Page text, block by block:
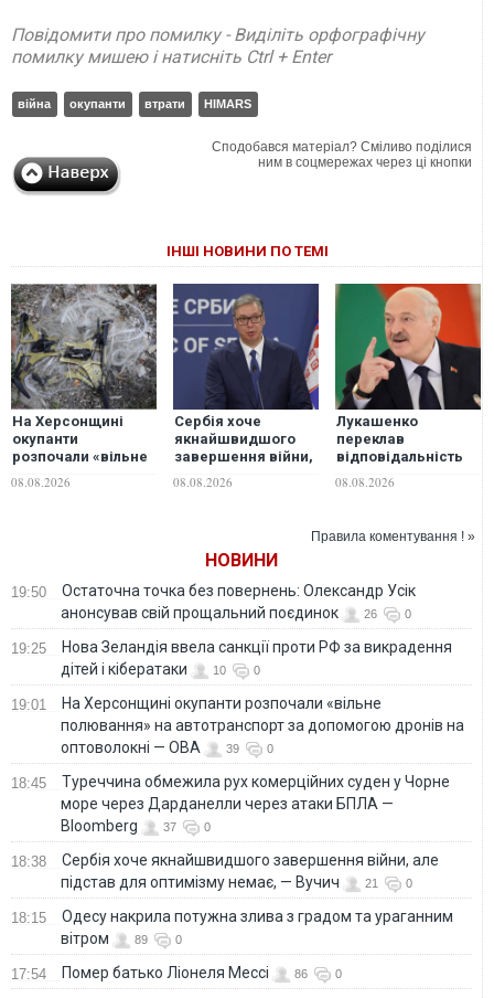
Повідомити про помилку - Виділіть орфографічну
помилку мишею і натисніть Ctrl + Enter
війна окупанти втрати HIMARS
Сподобався матеріал? Сміливо поділися
ним в соцмережах через ці кнопки
ІНШІ НОВИНИ ПО ТЕМІ
На Херсонщині
окупанти
розпочали «вільне
полювання» на
автотранспорт за
08.08.2026
Сербія хоче
якнайшвидшого
завершення війни,
але підстав для
оптимізму немає, —
08.08.2026
Лукашенко
переклав
відповідальність
за війну в Україні на
її внутрішні
08.08.2026
Правила коментування ! »
НОВИНИ
19:50
Остаточна точка без повернень: Олександр Усік
анонсував свій прощальний поєдинок
26 0
19:25
Нова Зеландія ввела санкції проти РФ за викрадення
дітей і кібератаки
10 0
19:01
На Херсонщині окупанти розпочали «вільне
полювання» на автотранспорт за допомогою дронів на
оптоволокні — ОВА
39 0
18:45
Туреччина обмежила рух комерційних суден у Чорне
море через Дарданелли через атаки БПЛА —
Bloomberg
37 0
18:38
Сербія хоче якнайшвидшого завершення війни, але
підстав для оптимізму немає, — Вучич
21 0
18:15
Одесу накрила потужна злива з градом та ураганним
вітром
89 0
17:54 Помер батько Ліонеля Мессі 86 0